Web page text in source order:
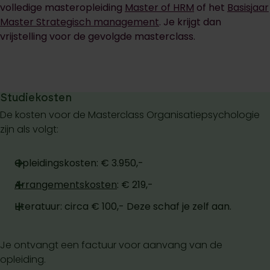
volledige masteropleiding Master of HRM of het Basisjaar
Master Strategisch management. Je krijgt dan
vrijstelling voor de gevolgde masterclass.
Studiekosten
De kosten voor de Masterclass Organisatiepsychologie
zijn als volgt:
Opleidingskosten: € 3.950,-
Arrangementskosten: € 219,-
Literatuur: circa € 100,- Deze schaf je zelf aan.
Je ontvangt een factuur voor aanvang van de
opleiding.